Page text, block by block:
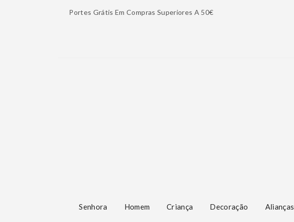
Portes Grátis Em Compras Superiores A 50€
Senhora Homem Criança Decoração Alianças